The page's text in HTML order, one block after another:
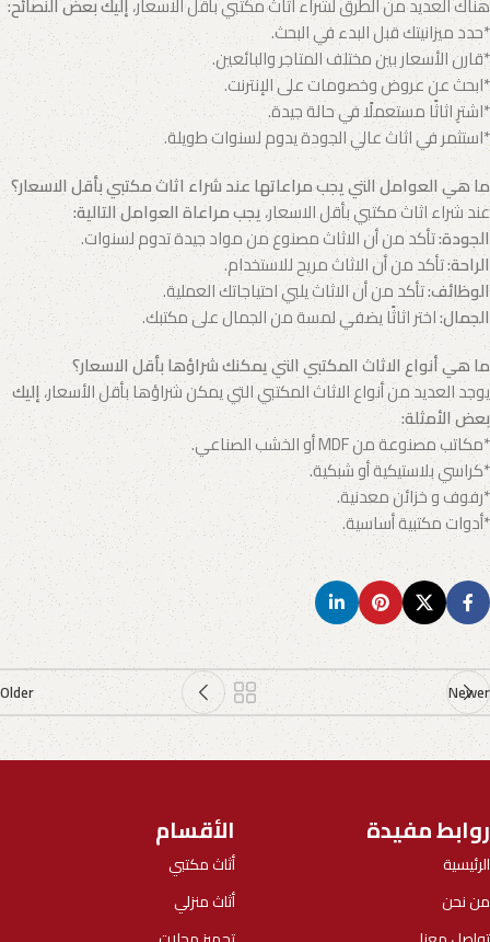
*حدد ميزانيتك قبل البدء في البحث.
*قارن الأسعار بين مختلف المتاجر والبائعين.
*ابحث عن عروض وخصومات على الإنترنت.
*اشترِ اثاثًا مستعملًا في حالة جيدة.
*استثمر في اثاث عالي الجودة يدوم لسنوات طويلة.
ما هي العوامل التي يجب مراعاتها عند شراء اثاث مكتبي بأقل الاسعار؟
عند شراء اثاث مكتبي بأقل الاسعار،يجب مراعاة العوامل التالية:
الجودة:تأكد من أن الاثاث مصنوع من مواد جيدة تدوم لسنوات.
الراحة:تأكد من أن الاثاث مريح للاستخدام.
الوظائف:تأكد من أن الاثاث يلبي احتياجاتك العملية.
الجمال:اختر اثاثًا يضفي لمسة من الجمال على مكتبك.
ما هي أنواع الاثاث المكتبي التي يمكنك شراؤها بأقل الاسعار؟
يوجد العديد من أنواع الاثاث المكتبي التي يمكن شراؤها بأقل الأسعار،إليك
بعض الأمثلة:
*مكاتب مصنوعة من MDF أو الخشب الصناعي.
*كراسي بلاستيكية أو شبكية.
*رفوف و خزائن معدنية.
*أدوات مكتبية أساسية.
Newer
Older
روابط مفيدة
الرئيسية
من نحن
الأقسام
أثاث مكتبي
أثاث منزلي